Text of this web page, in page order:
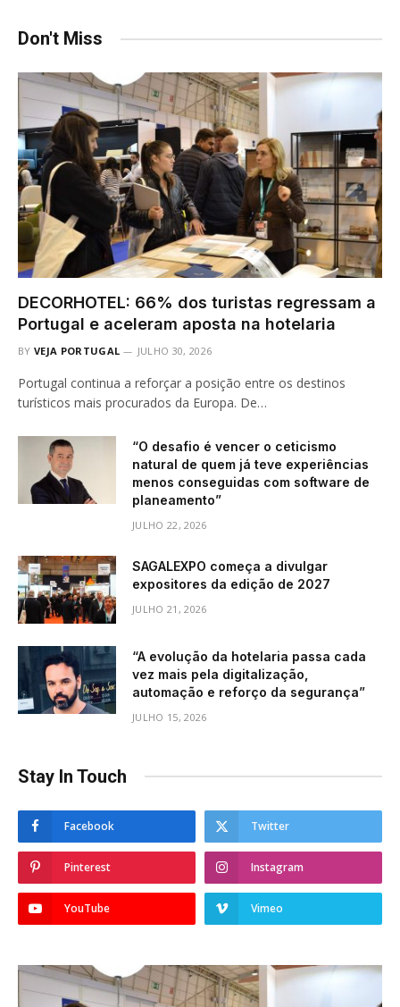
Don't Miss
DECORHOTEL: 66% dos turistas regressam a
Portugal e aceleram aposta na hotelaria
BY VEJA PORTUGAL JULHO 30, 2026
Portugal continua a reforçar a posição entre os destinos
turísticos mais procurados da Europa. De…
“O desafio é vencer o ceticismo
natural de quem já teve experiências
menos conseguidas com software de
planeamento”
JULHO 22, 2026
SAGALEXPO começa a divulgar
expositores da edição de 2027
JULHO 21, 2026
“A evolução da hotelaria passa cada
vez mais pela digitalização,
automação e reforço da segurança”
JULHO 15, 2026
Stay In Touch
Facebook Twitter
Pinterest Instagram
YouTube Vimeo